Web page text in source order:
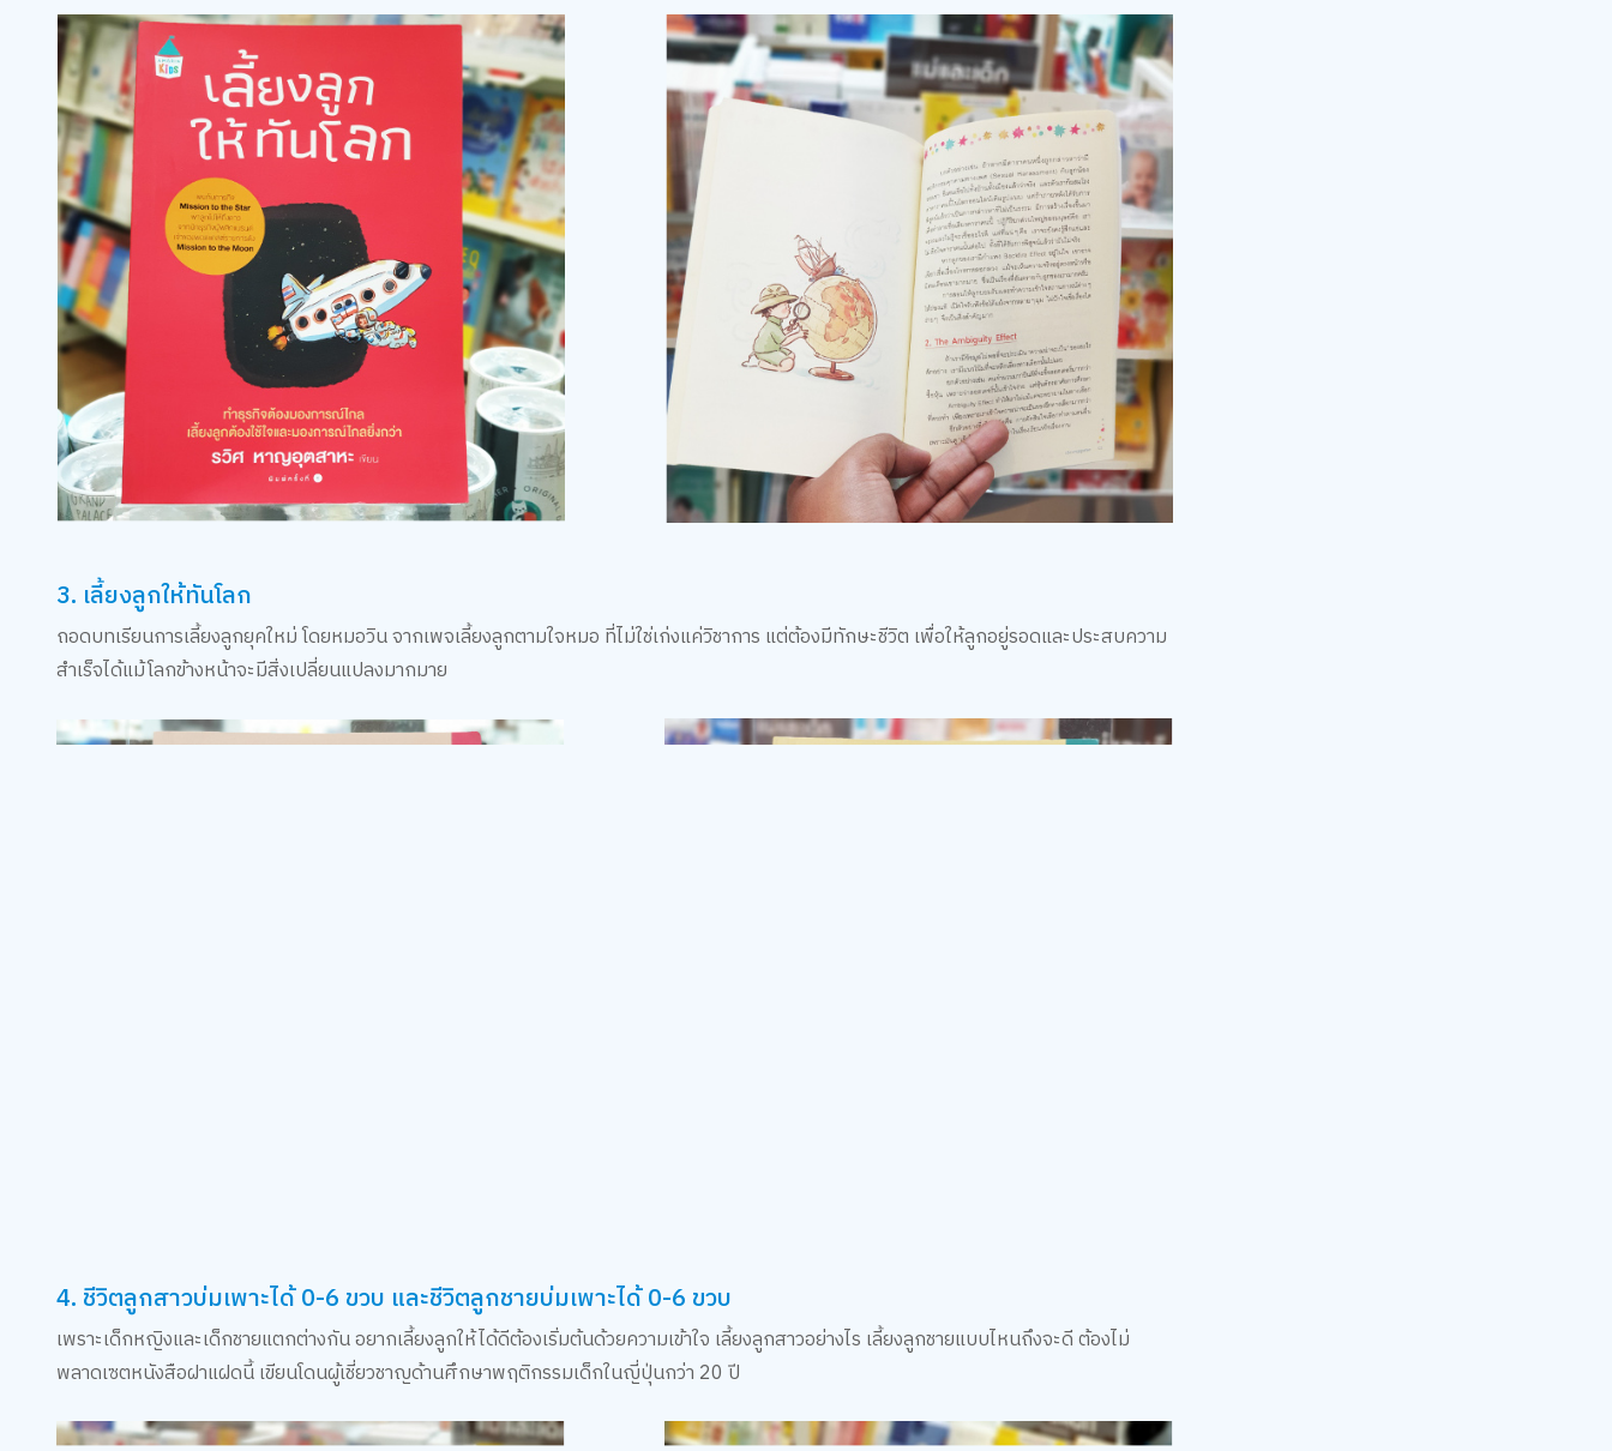
3. เลี้ยงลูกให้ทันโลก
ถอดบทเรียนการเลี้ยงลูกยุคใหม่ โดยหมอวิน จากเพจเลี้ยงลูกตามใจหมอ ที่ไม่ใช่เก่งแค่วิชาการ แต่ต้องมีทักษะชีวิต เพื่อให้ลูกอยู่รอดและประสบความ
สำเร็จได้แม้โลกข้างหน้าจะมีสิ่งเปลี่ยนแปลงมากมาย
4. ชีวิตลูกสาวบ่มเพาะได้ 0-6 ขวบ และชีวิตลูกชายบ่มเพาะได้ 0-6 ขวบ
เพราะเด็กหญิงและเด็กชายแตกต่างกัน อยากเลี้ยงลูกให้ได้ดีต้องเริ่มต้นด้วยความเข้าใจ เลี้ยงลูกสาวอย่างไร เลี้ยงลูกชายแบบไหนถึงจะดี ต้องไม่
พลาดเซตหนังสือฝาแฝดนี้ เขียนโดนผู้เชี่ยวชาญด้านศึกษาพฤติกรรมเด็กในญี่ปุ่นกว่า 20 ปี